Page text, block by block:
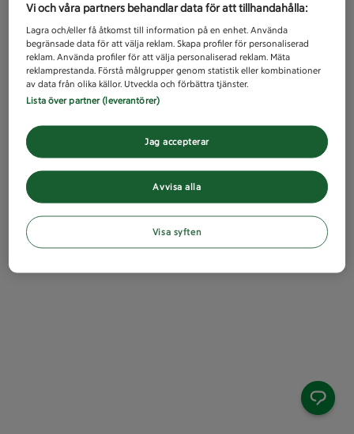
Vi och våra partners behandlar data för att tillhandahålla:
Lagra och/eller få åtkomst till information på en enhet. Använda
begränsade data för att välja reklam. Skapa profiler för personaliserad
reklam. Använda profiler för att välja personaliserad reklam. Mäta
reklamprestanda. Förstå målgrupper genom statistik eller kombinationer
av data från olika källor. Utveckla och förbättra tjänster.
Lista över partner (leverantörer)
Avvisa alla
Jag accepterar
Visa syften